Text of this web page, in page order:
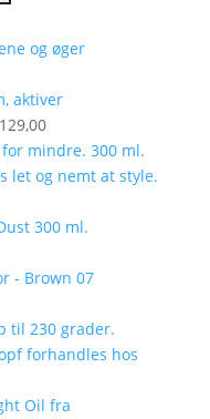
aktiver
129,00Den
aktuelle
pris
kr. 129,00.
300 ml.
- Brown 07
Oil fra